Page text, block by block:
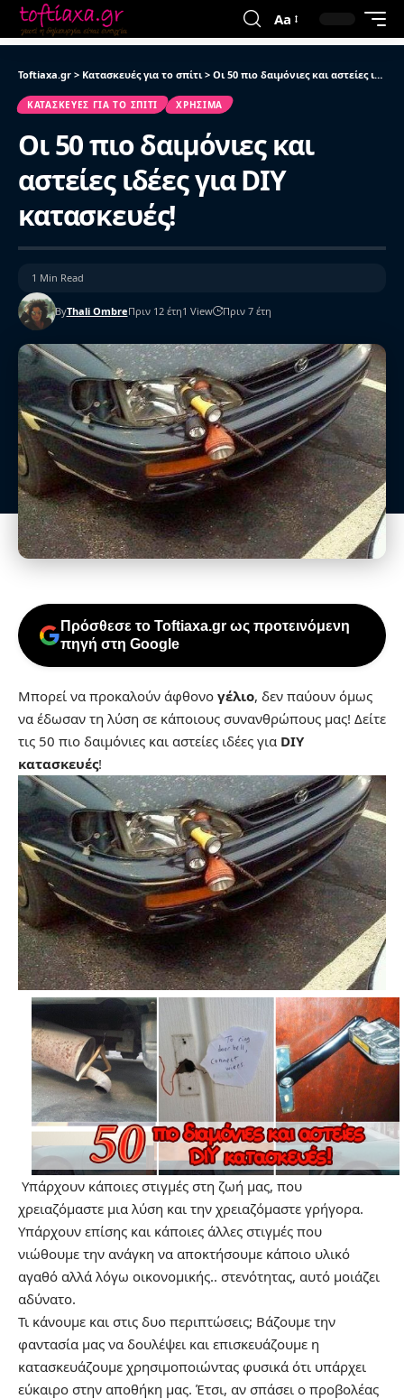
Aa
Toftiaxa.gr > Κατασκευές για το σπίτι> Οι 50 πιο δαιμόνιες και αστείες ιδέες για DIY κατασκευές!
ΚΑΤΑΣΚΕΥΈΣ ΓΙΑ ΤΟ ΣΠΊΤΙ ΧΡΉΣΙΜΑ
Οι 50 πιο δαιμόνιες και
αστείες ιδέες για DIY
κατασκευές!
ByThali OmbreΠριν 12 έτη1 View Πριν 7 έτη
1 Min Read
Πρόσθεσε το Toftiaxa.gr ως προτεινόμενη
πηγή στη Google
Μπορεί να προκαλούν άφθονο γέλιο, δεν παύουν όμως
να έδωσαν τη λύση σε κάποιους συνανθρώπους μας! Δείτε
τις 50 πιο δαιμόνιες και αστείες ιδέες για DIY
κατασκευές!
Υπάρχουν κάποιες στιγμές στη ζωή μας, που
χρειαζόμαστε μια λύση και την χρειαζόμαστε γρήγορα.
Υπάρχουν επίσης και κάποιες άλλες στιγμές που
νιώθουμε την ανάγκη να αποκτήσουμε κάποιο υλικό
αγαθό αλλά λόγω οικονομικής.. στενότητας, αυτό μοιάζει
αδύνατο.
Τι κάνουμε και στις δυο περιπτώσεις; Βάζουμε την
φαντασία μας να δουλέψει και επισκευάζουμε η
κατασκευάζουμε χρησιμοποιώντας φυσικά ότι υπάρχει
εύκαιρο στην αποθήκη μας. Έτσι, αν σπάσει ο προβολέας